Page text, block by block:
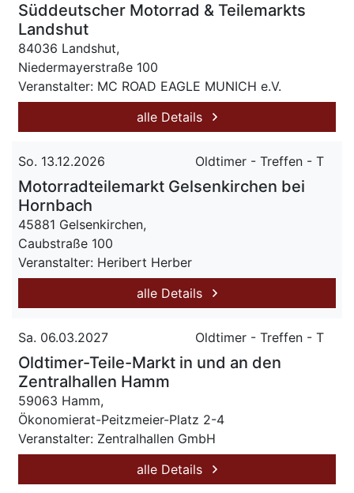
Süddeutscher Motorrad & Teilemarkts
Landshut
84036 Landshut,
Niedermayerstraße 100
Veranstalter: MC ROAD EAGLE MUNICH e.V.
alle Details
So. 13.12.2026 Oldtimer - Treffen - T
Motorradteilemarkt Gelsenkirchen bei
Hornbach
45881 Gelsenkirchen,
Caubstraße 100
Veranstalter: Heribert Herber
alle Details
Sa. 06.03.2027 Oldtimer - Treffen - T
Oldtimer-Teile-Markt in und an den
Zentralhallen Hamm
59063 Hamm,
Ökonomierat-Peitzmeier-Platz 2-4
Veranstalter: Zentralhallen GmbH
alle Details